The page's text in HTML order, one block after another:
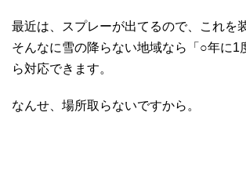
最近は、スプレーが出てるので、これを
そんなに雪の降らない地域なら「○年に1
ら対応できます。
なんせ、場所取らないですから。